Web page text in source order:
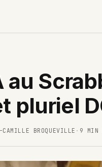
au
pluriel
BROQUEVILLE · 9 MIN